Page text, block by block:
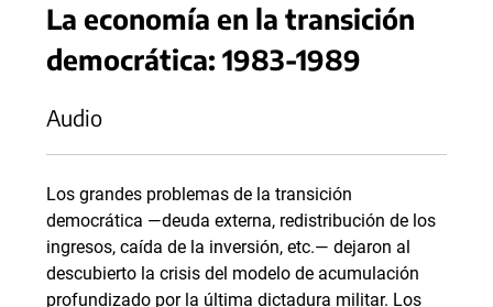
La economía en la transición
democrática: 1983-1989
Audio
Los grandes problemas de la transición
democrática —deuda externa, redistribución de los
ingresos, caída de la inversión, etc.— dejaron al
descubierto la crisis del modelo de acumulación
profundizado por la última dictadura militar. Los